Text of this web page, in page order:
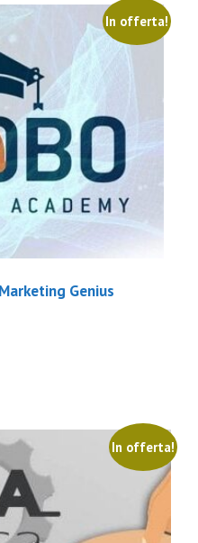
In offerta!
Genius
In offerta!